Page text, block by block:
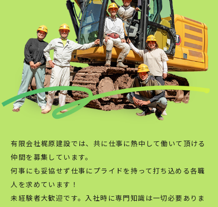
有限会社梶原建設では、共に仕事に熱中して働いて頂ける
仲間を募集しています。
何事にも妥協せず仕事にプライドを持って打ち込める各職
人を求めています！
未経験者大歓迎です。入社時に専門知識は一切必要ありま